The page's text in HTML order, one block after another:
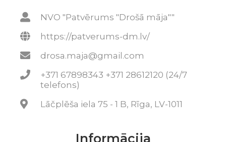
NVO "Patvērums "Drošā māja""
https://patverums-dm.lv/
drosa.maja@gmail.com
+371 67898343 +371 28612120 (24/7
telefons)
Lāčplēša iela 75 - 1 B, Rīga, LV-1011
Informācija